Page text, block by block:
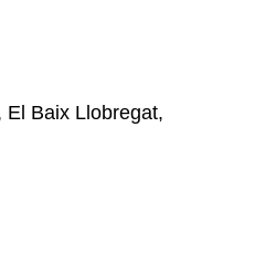
El Baix Llobregat,